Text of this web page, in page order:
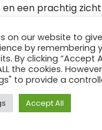
en een prachtig
afstand:22 km
hoogte:3800
hoogte:
hoogte
: Challenging –
on our website to
by remembering
By clicking “Accept
the cookies.
to provide a
Accept All